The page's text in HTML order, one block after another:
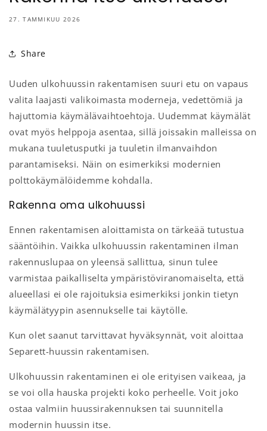
27. TAMMIKUU 2026
Share
Uuden ulkohuussin rakentamisen suuri etu on vapaus
valita laajasti valikoimasta moderneja, vedettömiä ja
hajuttomia käymälävaihtoehtoja. Uudemmat käymälät
ovat myös helppoja asentaa, sillä joissakin malleissa on
mukana tuuletusputki ja tuuletin ilmanvaihdon
parantamiseksi. Näin on esimerkiksi modernien
polttokäymälöidemme kohdalla.
Rakenna oma ulkohuussi
Ennen rakentamisen aloittamista on tärkeää tutustua
sääntöihin. Vaikka ulkohuussin rakentaminen ilman
rakennuslupaa on yleensä sallittua, sinun tulee
varmistaa paikalliselta ympäristöviranomaiselta, että
alueellasi ei ole rajoituksia esimerkiksi jonkin tietyn
käymälätyypin asennukselle tai käytölle.
Kun olet saanut tarvittavat hyväksynnät, voit aloittaa
Separett-huussin rakentamisen.
Ulkohuussin rakentaminen ei ole erityisen vaikeaa, ja
se voi olla hauska projekti koko perheelle. Voit joko
ostaa valmiin huussirakennuksen tai suunnitella
modernin huussin itse.